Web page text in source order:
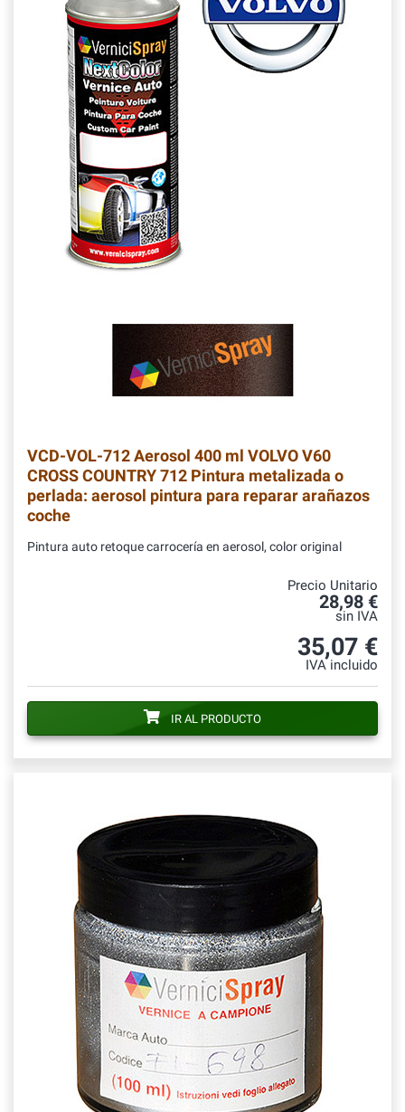
VCD-VOL-712Aerosol 400 ml VOLVO V60
CROSS COUNTRY 712 Pintura metalizada o
perlada: aerosol pintura para reparar arañazos
coche
Pintura auto retoque carrocería en aerosol, color original
Precio Unitario
28,98 €
sin IVA
35,07 €
IVA incluido
IR AL PRODUCTO